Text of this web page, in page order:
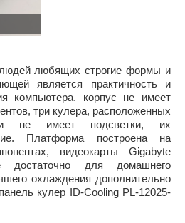
любящих строгие формы и
является практичность и
компьютера. корпус не имеет
три кулера, расположенных
не имеет подсветки, их
Платформа построена на
видеокарты Gigabyte
достаточно для домашнего
охлаждения дополнительно
кулер ID-Cooling PL-12025-